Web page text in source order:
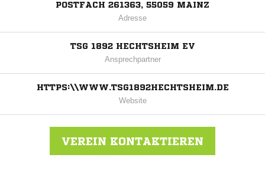
POSTFACH 261363, 55059 MAINZ
Adresse
TSG 1892 HECHTSHEIM EV
Ansprechpartner
HTTPS:\\WWW.TSG1892HECHTSHEIM.DE
Website
VEREIN KONTAKTIEREN